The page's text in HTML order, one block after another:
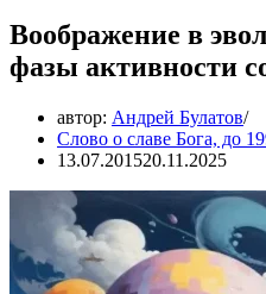
Воображение в
фазы активности
автор: Андрей Булатов
Слово о славе Бога, до
13.07.201520.11.2025